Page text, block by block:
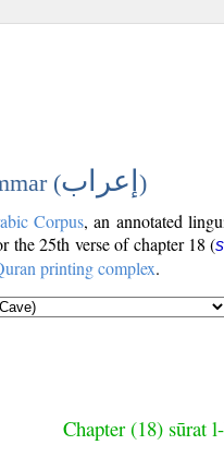
(إعراب )
Corpus, an annotated
the 25th verse of chapter 18 (
printing complex.
Chapter (18) sūrat